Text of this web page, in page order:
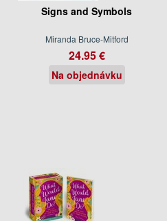
Signs and Symbols
Miranda Bruce-Mitford
24.95 €
Na objednávku